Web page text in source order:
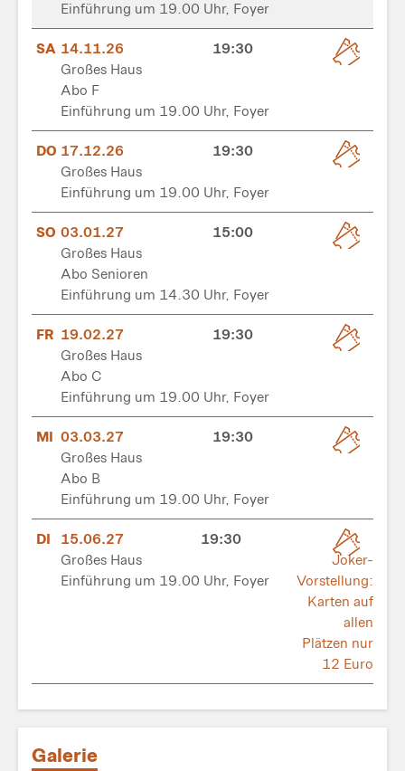
Einführung um 19.00 Uhr, Foyer
SA 14.11.26
19:30
Großes Haus
Abo F
Einführung um 19.00 Uhr, Foyer
DO 17.12.26
19:30
Großes Haus
Einführung um 19.00 Uhr, Foyer
SO 03.01.27
15:00
Großes Haus
Abo Senioren
Einführung um 14.30 Uhr, Foyer
FR 19.02.27
19:30
Großes Haus
Abo C
Einführung um 19.00 Uhr, Foyer
MI 03.03.27
19:30
Großes Haus
Abo B
Einführung um 19.00 Uhr, Foyer
DI 15.06.27
19:30
Großes Haus
Einführung um 19.00 Uhr, Foyer
Joker-
Vorstellung:
Karten auf
allen
Plätzen nur
12 Euro
Galerie